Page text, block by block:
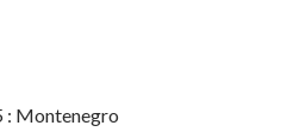
: Montenegro